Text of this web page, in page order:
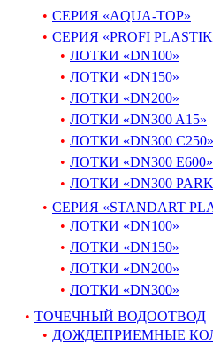
СЕРИЯ «AQUA-TOP»
СЕРИЯ «PROFI
ЛОТКИ «DN100»
ЛОТКИ «DN150»
ЛОТКИ «DN200»
ЛОТКИ «DN300 A15»
ЛОТКИ «DN300 C250»
ЛОТКИ «DN300 E600»
ЛОТКИ «DN300
СЕРИЯ «STANDART
ЛОТКИ «DN100»
ЛОТКИ «DN150»
ЛОТКИ «DN200»
ЛОТКИ «DN300»
ТОЧЕЧНЫЙ ВОДООТВОД
ДОЖДЕПРИЕМНЫЕ